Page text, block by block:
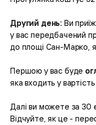
Другий день: Ви
у вас передбачений
до площі Сан-Марко,
Першою у вас буде
яка входить у
Далі ви можете за 30
Відчуйте, як це -